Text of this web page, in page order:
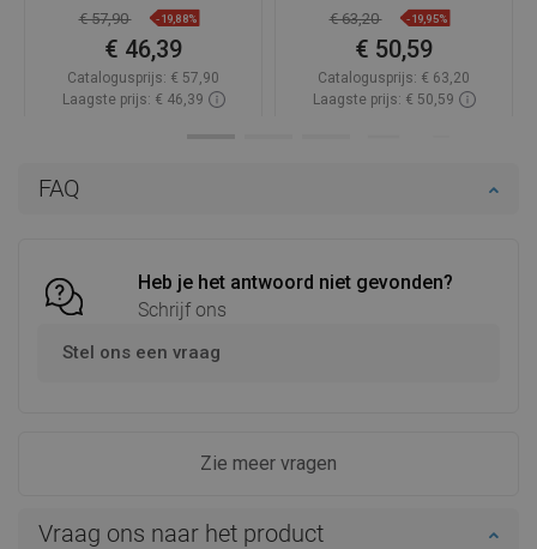
FAQ
Heb je het antwoord niet gevonden?
Schrijf ons
Stel ons een vraag
Zie meer vragen
Vraag ons naar het product
€ 57,90 -19,88%
€ 46,39
Catalogusprijs: € 57,90
Laagste prijs: € 46,39
€ 63,20 -19,95%
€ 50,59
Catalogusprijs: € 63,20
Laagste prijs: € 50,59